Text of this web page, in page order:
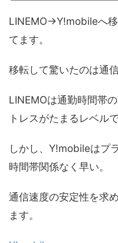
LINEMO→Y!mobileへ
てます。
移転して驚いたのは通信
LINEMOは通勤時間帯
トレスがたまるレベルで
しかし、Y!mobileはプ
時間帯関係なく早い。
通信速度の安定性を求
ます。